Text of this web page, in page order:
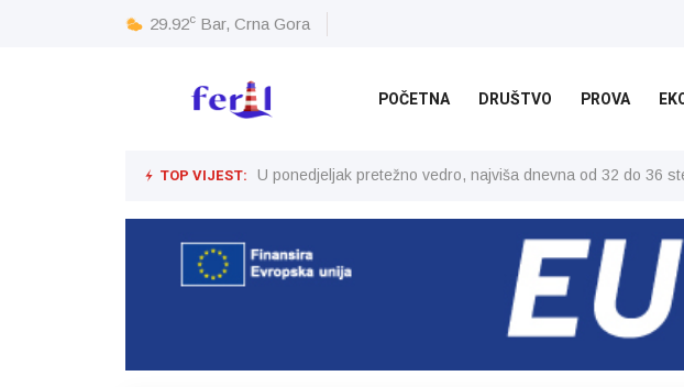
29.92c Bar, Crna Gora
POČETNA DRUŠTVO PROVA
TOP VIJEST: U ponedjeljak pretežno vedro, najviša dnevna od 32 do 36